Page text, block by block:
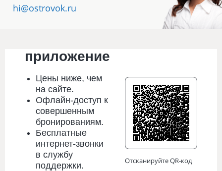
hi@ostrovok.ru
приложение
Цены ниже, чем
на сайте.
Офлайн-доступ к
совершенным
бронированиям.
Бесплатные
интернет-звонки
в службу
поддержки.
Отсканируйте QR-код